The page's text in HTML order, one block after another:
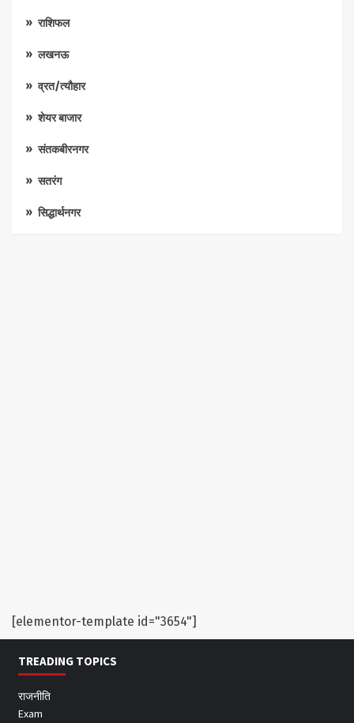
राशिफल
लखनऊ
व्रत/त्यौहार
शेयर बाजार
संतकबीरनगर
सतरंग
सिद्धार्थनगर
[elementor-template id="3654"]
TREADING TOPICS
राजनीति
Exam